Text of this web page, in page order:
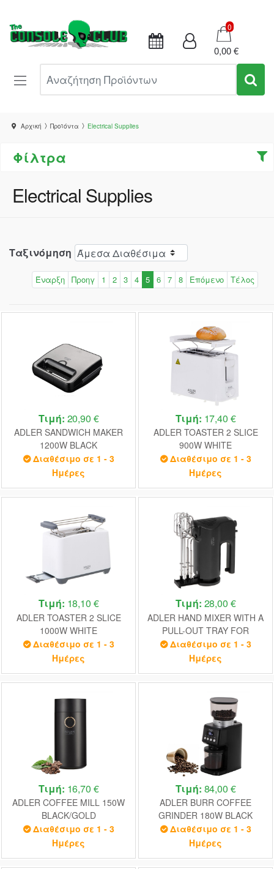
Καλάθι
0
0,00 €
Αρχική Προϊόντα Electrical Supplies
Φίλτρα
Electrical Supplies
Ταξινόμηση
Έναρξη Προηγ 1 2 3 4 5 6 7 8 Επόμενο Τέλος
Τιμή: 20,90 €
ADLER SANDWICH MAKER
1200W BLACK
Διαθέσιμο σε 1 - 3
Ημέρες
Τιμή: 17,40 €
ADLER TOASTER 2 SLICE
900W WHITE
Διαθέσιμο σε 1 - 3
Ημέρες
Τιμή: 18,10 €
ADLER TOASTER 2 SLICE
1000W WHITE
Διαθέσιμο σε 1 - 3
Ημέρες
Τιμή: 28,00 €
ADLER HAND MIXER WITH A
PULL-OUT TRAY FOR
ACCESSORIES 550W BLACK
Διαθέσιμο σε 1 - 3
Ημέρες
Τιμή: 16,70 €
ADLER COFFEE MILL 150W
BLACK/GOLD
Διαθέσιμο σε 1 - 3
Ημέρες
Τιμή: 84,00 €
ADLER BURR COFFEE
GRINDER 180W BLACK
Διαθέσιμο σε 1 - 3
Ημέρες